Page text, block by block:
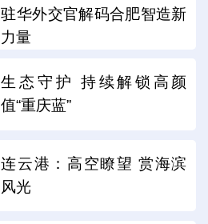
驻华外交官解码合肥智造新
力量
生态守护 持续解锁高颜
值“重庆蓝”
连云港：高空瞭望 赏海滨
风光